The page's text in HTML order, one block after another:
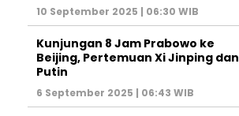
10 September 2025 | 06:30 WIB
Kunjungan 8 Jam Prabowo ke
Beijing, Pertemuan Xi Jinping dan
Putin
6 September 2025 | 06:43 WIB